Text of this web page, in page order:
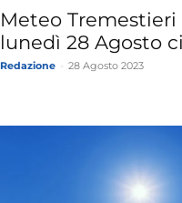
Meteo Tremestieri
lunedì 28 Agosto
Redazione 28 Agosto 2023